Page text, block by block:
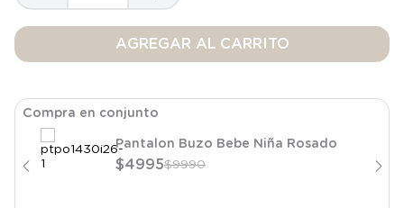
AGREGAR AL CARRITO
Compra en conjunto
Pantalon Buzo Bebe Niña Rosado
$4995$9990